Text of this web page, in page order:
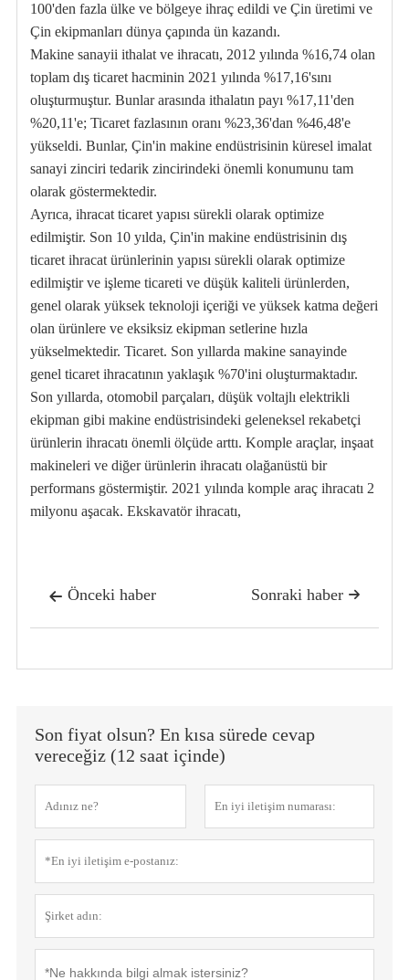
100'den fazla ülke ve bölgeye ihraç edildi ve Çin üretimi ve
Çin ekipmanları dünya çapında ün kazandı.
Makine sanayii ithalat ve ihracatı, 2012 yılında %16,74 olan
toplam dış ticaret hacminin 2021 yılında %17,16'sını
oluşturmuştur. Bunlar arasında ithalatın payı %17,11'den
%20,11'e; Ticaret fazlasının oranı %23,36'dan %46,48'e
yükseldi. Bunlar, Çin'in makine endüstrisinin küresel imalat
sanayi zinciri tedarik zincirindeki önemli konumunu tam
olarak göstermektedir.
Ayrıca, ihracat ticaret yapısı sürekli olarak optimize
edilmiştir. Son 10 yılda, Çin'in makine endüstrisinin dış
ticaret ihracat ürünlerinin yapısı sürekli olarak optimize
edilmiştir ve işleme ticareti ve düşük kaliteli ürünlerden,
genel olarak yüksek teknoloji içeriği ve yüksek katma değeri
olan ürünlere ve eksiksiz ekipman setlerine hızla
yükselmektedir. Ticaret. Son yıllarda makine sanayinde
genel ticaret ihracatının yaklaşık %70'ini oluşturmaktadır.
Son yıllarda, otomobil parçaları, düşük voltajlı elektrikli
ekipman gibi makine endüstrisindeki geleneksel rekabetçi
ürünlerin ihracatı önemli ölçüde arttı. Komple araçlar, inşaat
makineleri ve diğer ürünlerin ihracatı olağanüstü bir
performans göstermiştir. 2021 yılında komple araç ihracatı 2
milyonu aşacak. Ekskavatör ihracatı,
 Önceki haber 
Sonraki haber
Son fiyat olsun? En kısa sürede cevap
vereceğiz (12 saat içinde)